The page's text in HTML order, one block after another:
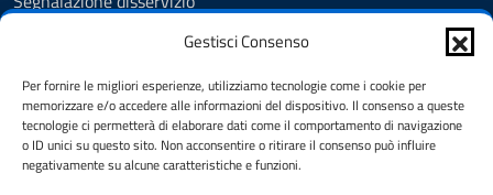
Gestisci Consenso
Per fornire le migliori esperienze, utilizziamo tecnologie come i cookie per
memorizzare e/o accedere alle informazioni del dispositivo. Il consenso a queste
tecnologie ci permetterà di elaborare dati come il comportamento di navigazione
o ID unici su questo sito. Non acconsentire o ritirare il consenso può influire
negativamente su alcune caratteristiche e funzioni.
Informativa privacy
Note legali
Dichiarazione di accessibilità
Feedback